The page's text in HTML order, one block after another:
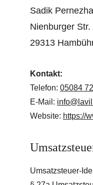
Sadik Pernezha
Nienburger Str.
29313
Kontakt:
Telefon: 05084
E-Mail:
Website: https://
Umsatzsteuer-